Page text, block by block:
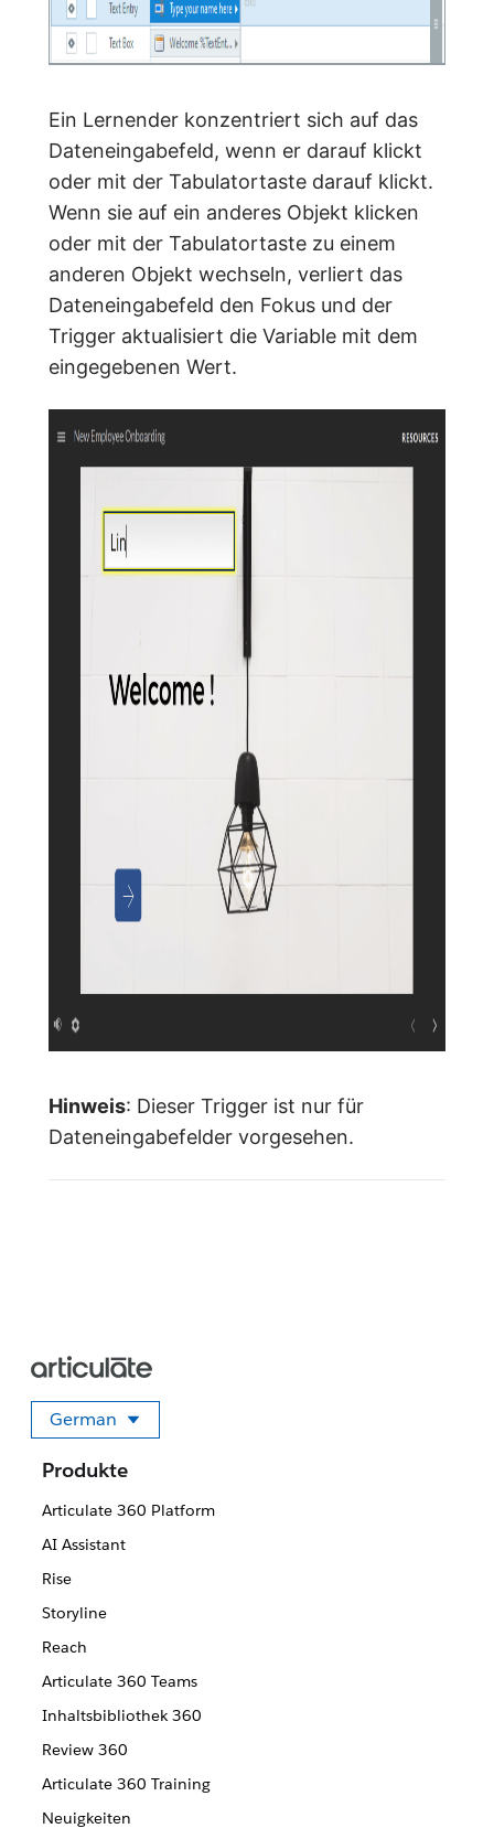
Ein Lernender konzentriert sich auf das
Dateneingabefeld, wenn er darauf klickt
oder mit der Tabulatortaste darauf klickt.
Wenn sie auf ein anderes Objekt klicken
oder mit der Tabulatortaste zu einem
anderen Objekt wechseln, verliert das
Dateneingabefeld den Fokus und der
Trigger aktualisiert die Variable mit dem
eingegebenen Wert.
Hinweis: Dieser Trigger ist nur für
Dateneingabefelder vorgesehen.
German
Sprache auswählen
Produkte
Articulate 360 Platform
AI Assistant
Rise
Storyline
Reach
Articulate 360 Teams
Inhaltsbibliothek 360
Review 360
Articulate 360 Training
Neuigkeiten